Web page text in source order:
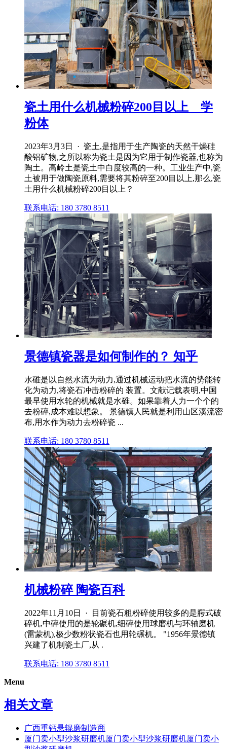
瓷土用什么机械粉碎200目以上 _ 学
粉体
2023年3月3日 · 瓷土,是指用于生产陶瓷的天然干燥硅
酸铝矿物,之所以称为瓷土是因为它用于制作瓷器,也称为
陶土。高岭土是瓷土中白度较高的一种。工业生产中,瓷
土被用于做陶瓷原料,需要将其粉碎至200目以上,那么,瓷
土用什么机械粉碎200目以上？
联系电话: 180 3780 8511
景德镇瓷器是如何制作的？ 知乎
水碓是以自然水流为动力,通过机械运动把水流的势能转
化为动力,将瓷石冲击粉碎的 装置。文献记载表明,中国
最早使用水轮的机械就是水碓。如果靠着人力一个个的
去粉碎,成本难以想象。 景德镇人民就是利用山区溪流密
布,用水作为动力去粉碎瓷 ...
联系电话: 180 3780 8511
机械粉碎 陶瓷百科
2022年11月10日 · 目前瓷石粗粉碎使用较多的是腭式破
碎机,中碎使用的是轮碾机,细碎使用球磨机与环轴磨机
(雷蒙机),极少数粉状瓷石也用轮碾机。 "1956年景德镇
兴建了机制瓷土厂,从 .
联系电话: 180 3780 8511
Menu
相关文章
广西重钙悬辊磨制造商
厦门卖小型沙浆研磨机厦门卖小型沙浆研磨机厦门卖小